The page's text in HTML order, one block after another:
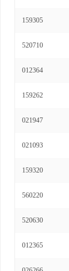
159305
520710
012364
159262
021947
021093
159320
560220
520630
012365